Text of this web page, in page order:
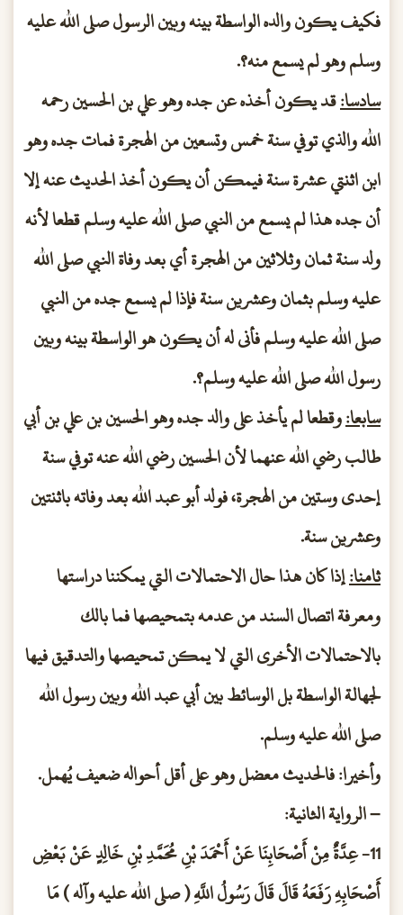
فكيف يكون والده الواسطة بينه وبين الرسول صلى الله عليه
وسلم وهو لم يسمع منه؟.
سادسا:قد يكون أخذه عن جده وهو علي بن الحسين رحمه
الله والذي توفي سنة خمس وتسعين من الهجرة فمات جده وهو
ابن اثنتي عشرة سنة فيمكن أن يكون أخذ الحديث عنه إلا
أن جده هذا لم يسمع من النبي صلى الله عليه وسلم قطعا لأنه
ولد سنة ثمان وثلاثين من الهجرة أي بعد وفاة النبي صلى الله
عليه وسلم بثمان وعشرين سنة فإذا لم يسمع جده من النبي
صلى الله عليه وسلم فأنى له أن يكون هو الواسطة بينه وبين
رسول الله صلى الله عليه وسلم؟.
سابعا:وقطعا لم يأخذ على والد جده وهو الحسين بن علي بن أبي
طالب رضي الله عنهما لأن الحسين رضي الله عنه توفي سنة
إحدى وستين من الهجرة، فولد أبو عبد الله بعد وفاته باثنتين
وعشرين سنة.
ثامنا:إذا كان هذا حال الاحتمالات التي يمكننا دراستها
ومعرفة اتصال السند من عدمه بتمحيصها فما بالك
بالاحتمالات الأخرى التي لا يمكن تمحيصها والتدقيق فيها
لجهالة الواسطة بل الوسائط بين أبي عبد الله وبين رسول الله
صلى الله عليه وسلم.
وأخيرا: فالحديث معضل وهو على أقل أحواله ضعيف يُهمل.
– الرواية الثانية:
11- عِدَّةٌ مِنْ أَصْحَابِنَا عَنْ أَحْمَدَ بْنِ مُحَمَّدِ بْنِ خَالِدٍ عَنْ بَعْضِ
أَصْحَابِهِ رَفَعَهُ قَالَ قَالَ رَسُولُ اللَّهِ ( صلى الله عليه وآله ) مَا